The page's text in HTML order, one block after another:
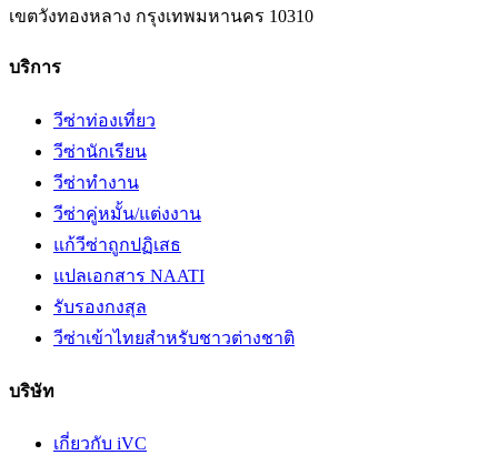
เขตวังทองหลาง กรุงเทพมหานคร 10310
บริการ
วีซ่าท่องเที่ยว
วีซ่านักเรียน
วีซ่าทำงาน
วีซ่าคู่หมั้น/แต่งงาน
แก้วีซ่าถูกปฏิเสธ
แปลเอกสาร NAATI
รับรองกงสุล
วีซ่าเข้าไทยสำหรับชาวต่างชาติ
บริษัท
เกี่ยวกับ iVC